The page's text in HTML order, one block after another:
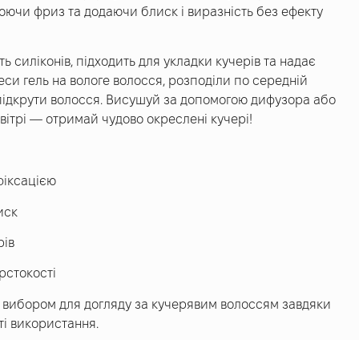
фриз та додаючи блиск і виразність без ефекту
силіконів, підходить для укладки кучерів та надає
гель на вологе волосся, розподіли по середній
волосся. Висушуй за допомогою дифузора або
— отримай чудово окреслені кучері!
для догляду за кучерявим волоссям завдяки
використання.